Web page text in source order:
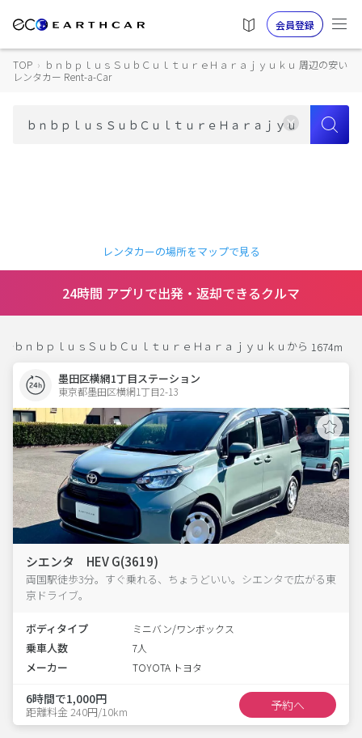
会員登録
TOP › ｂｎｂｐｌｕｓＳｕｂＣｕｌｔｕｒｅＨａｒａｊｙｕｋｕ 周辺の安い
レンタカー Rent-a-Car
レンタカーの場所をマップで見る
24時間 アプリで出発・返却できるクルマ
ｂｎｂｐｌｕｓＳｕｂＣｕｌｔｕｒｅＨａｒａｊｙｕｋｕから 1674m
墨田区横網1丁目ステーション
東京都墨田区横網1丁目2-13
シエンタ HEV G(3619)
両国駅徒歩3分。すぐ乗れる、ちょうどいい。シエンタで広がる東
京ドライブ。
ボディタイプ ミニバン/ワンボックス
乗車人数 7人
メーカー TOYOTA トヨタ
6時間で1,000円
距離料金 240円/10km 予約へ